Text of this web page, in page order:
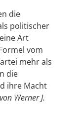
die
politischer
Art
vom
mehr als
die
ihre Macht
Werner J.